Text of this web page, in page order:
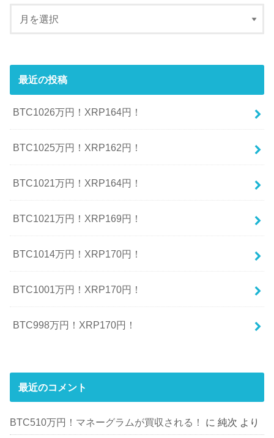
最近の投稿
BTC1026万円！XRP164円！
BTC1025万円！XRP162円！
BTC1021万円！XRP164円！
BTC1021万円！XRP169円！
BTC1014万円！XRP170円！
BTC1001万円！XRP170円！
BTC998万円！XRP170円！
最近のコメント
BTC510万円！マネーグラムが買収される！ に純次 より